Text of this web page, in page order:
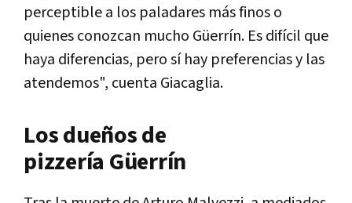
perceptible a los paladares más finos o
quienes conozcan mucho Güerrín. Es difícil que
haya diferencias, pero sí hay preferencias y las
atendemos", cuenta Giacaglia.
Los dueños de
pizzería Güerrín